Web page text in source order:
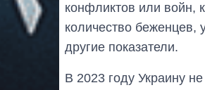
конфликтов или войн,
количество беженцев,
другие показатели.
В 2023 году Украину